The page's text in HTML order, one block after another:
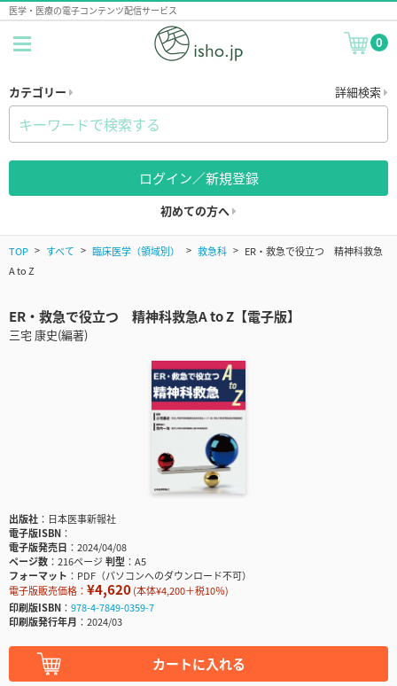
医学・医療の電子コンテンツ配信サービス
0
カテゴリー 詳細検索
ログイン／新規登録
初めての方へ
TOP すべて 臨床医学（領域別） 救急科
ER・救急で役立つ 精神科救急
A to Z
ER・救急で役立つ 精神科救急A to Z【電子版】
三宅 康史(編著)
出版社
日本医事新報社
電子版ISBN
電子版発売日
2024/04/08
ページ数
216ページ判型
A5
フォーマット
PDF（パソコンへのダウンロード不可）
電子版販売価格： ¥4,620(本体¥4,200＋税10％)
印刷版ISBN
978-4-7849-0359-7
印刷版発行年月
2024/03
カートに入れる